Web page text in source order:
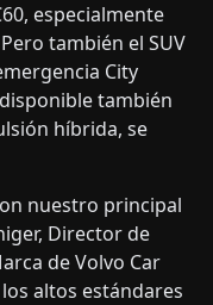
especialmente
también el SUV
City
también
híbrida, se
nuestro principal
Director de
de Volvo Car
altos estándares